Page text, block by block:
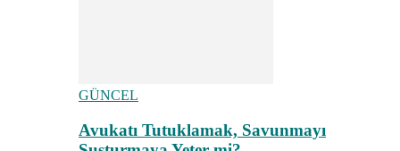
GÜNCEL
Avukatı Tutuklamak, Savunmayı